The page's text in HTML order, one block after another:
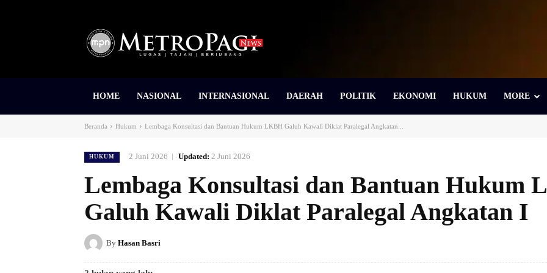
HOME NASIONAL INTERNASIONAL DAERAH POLITIK EKONOMI HUKUM MORE
Beranda Hukum Lembaga Konsultasi dan Bantuan Hukum LKBH Galuh Kawali Diklat Paralegal Angkatan...
HUKUM 2 Juni 2026 Updated: 2 Juni 2026
Lembaga Konsultasi dan Bantuan Hukum
Galuh Kawali Diklat Paralegal Angkatan I
By Hasan Basri